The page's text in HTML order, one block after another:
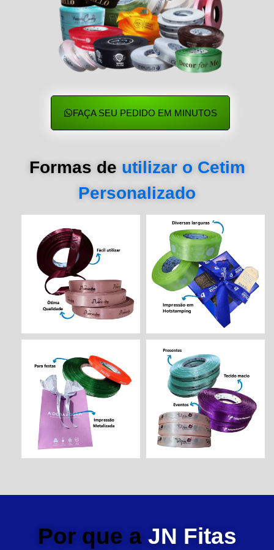
FAÇA SEU PEDIDO EM MINUTOS
Formas de utilizar o Cetim
Personalizado
Por que a JN Fitas